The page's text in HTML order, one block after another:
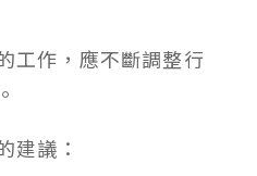
工作，應不斷調整行
建議：